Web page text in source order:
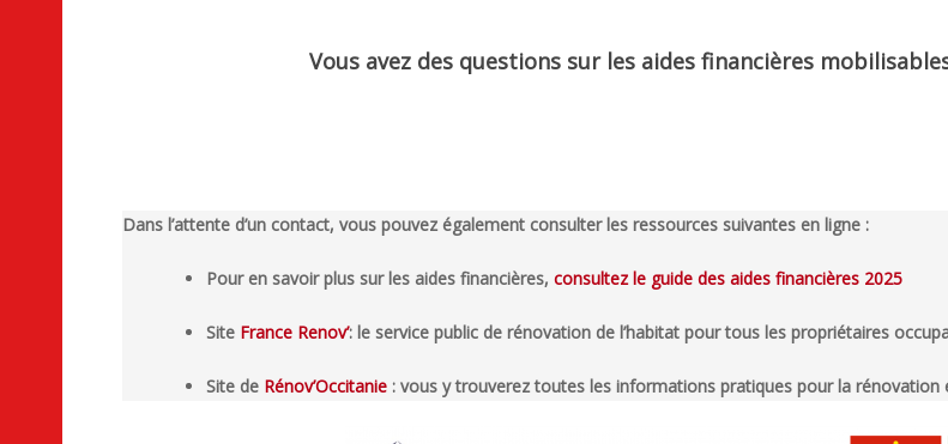
Vous avez des questions sur les aides financières
Dans l’attente d’un contact, vous pouvez également consulter les ressources suivantes en ligne :
Pour en savoir plus sur les aides financières, consultez le guide des aides financières 2025
Site France Renov’: le service public de rénovation de l’habitat pour tous les propriétaires
Site de Rénov’Occitanie : vous y trouverez toutes les informations pratiques pour la rénovation